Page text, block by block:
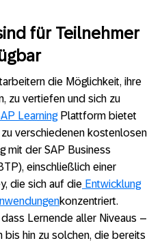
für Teilnehmer
die Möglichkeit, ihre
zu vertiefen und sich zu
LearningPlattform bietet
verschiedenen kostenlosen
mit der SAP Business
einschließlich einer
die sich auf die Entwicklung
konzentriert.
Lernende aller Niveaus –
bis hin zu solchen, die bereits